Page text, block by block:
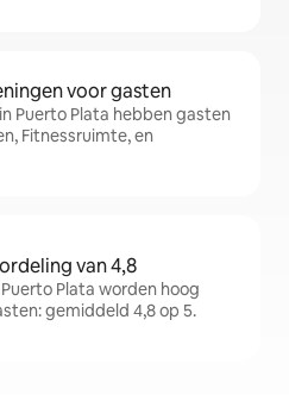
voor gasten
Puerto Plata hebben gasten
Fitnessruimte, en
van 4,8
Plata worden hoog
gemiddeld 4,8 op 5.